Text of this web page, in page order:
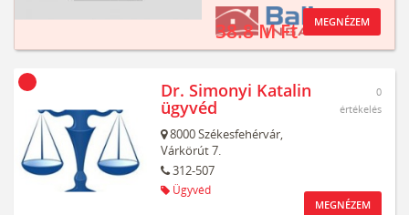
38.8 M Ft MEGNÉZEM
Dr. Simonyi Katalin
ügyvéd
8000Székesfehérvár,
Várkörút 7.
312-507
Ügyvéd
0
értékelés
MEGNÉZEM